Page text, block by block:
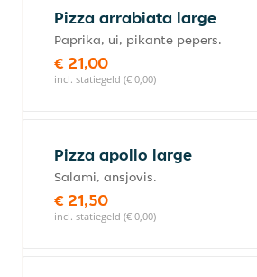
Pizza arrabiata large
Paprika, ui, pikante pepers.
€ 21,00
incl. statiegeld (€ 0,00)
Pizza apollo large
Salami, ansjovis.
€ 21,50
incl. statiegeld (€ 0,00)